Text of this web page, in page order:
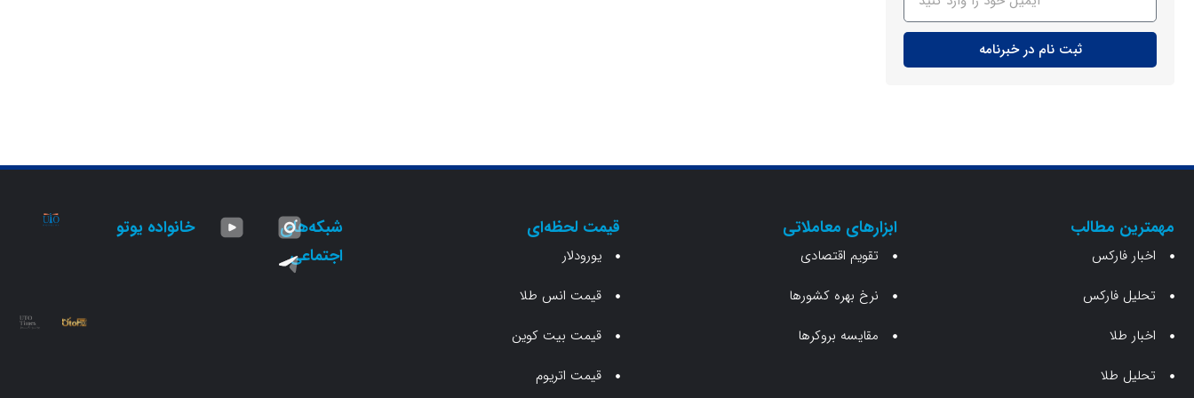
ثبت نام در خبرنامه
مهمترین مطالب
اخبار فارکس
تحلیل فارکس
اخبار طلا
تحلیل طلا
ابزارهای معاملاتی
تقویم اقتصادی
نرخ بهره کشورها
مقایسه بروکرها
قیمت لحظه‌ای
یورودلار
قیمت انس طلا
قیمت بیت کوین
قیمت اتریوم
شبکه‌های
اجتماعی
خانواده یوتو